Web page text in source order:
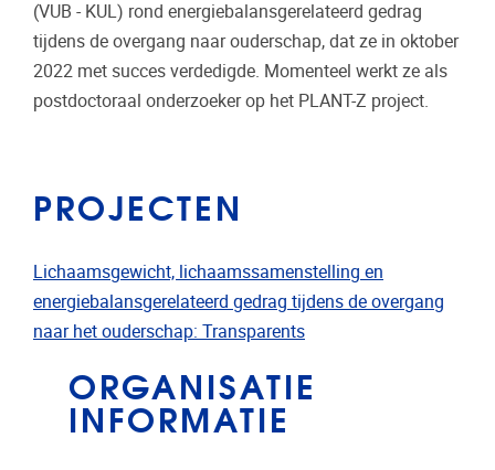
(VUB - KUL) rond energiebalansgerelateerd gedrag
tijdens de overgang naar ouderschap, dat ze in oktober
2022 met succes verdedigde. Momenteel werkt ze als
postdoctoraal onderzoeker op het PLANT-Z project.
PROJECTEN
Lichaamsgewicht, lichaamssamenstelling en
energiebalansgerelateerd gedrag tijdens de overgang
naar het ouderschap: Transparents
ORGANISATIE
INFORMATIE